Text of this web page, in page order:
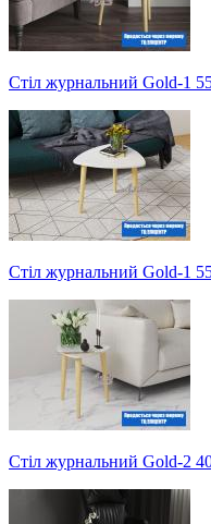
Стіл журнальний Gold-1
Стіл журнальний Gold-1
Стіл журнальний Gold-2